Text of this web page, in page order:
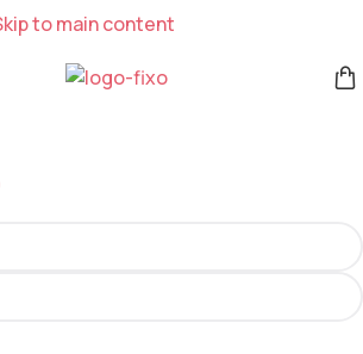
to main content